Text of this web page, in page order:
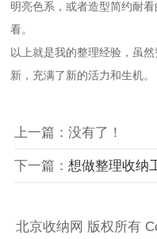
明亮色系，或者造型简约耐
看。
以上就是我的整理经验 ， 虽
新，充满了新的活力和生机。
上一篇：没有了！
下一篇： 想做整理收纳
北京收纳网 版权所有